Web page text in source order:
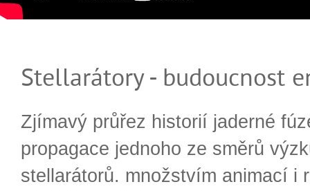
Stellarátory - budoucnost
Zjímavý průřez historií jaderné
propagace jednoho ze směrů
stellarátorů. množstvím animací i